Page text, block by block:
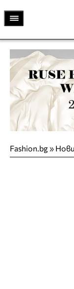
Fashion.bg»